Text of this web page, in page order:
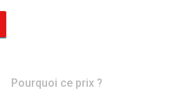
Pourquoi ce prix ?